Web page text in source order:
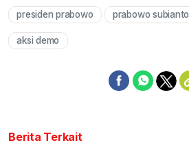
presiden prabowo prabowo subianto
aksi demo
Berita Terkait